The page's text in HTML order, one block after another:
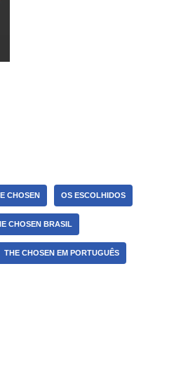
CHOSEN OS ESCOLHIDOS
CHOSEN BRASIL
THE CHOSEN EM PORTUGUÊS